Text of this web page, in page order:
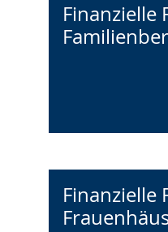
Finanzielle
Finanzielle